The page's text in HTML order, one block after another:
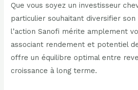
Que vous soyez un investisseur
particulier souhaitant diversifier
l’action Sanofi mérite amplement
associant rendement et potentiel
offre un équilibre optimal entre
croissance à long terme.